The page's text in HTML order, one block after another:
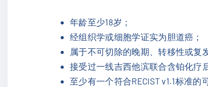
年龄至少18岁；
经组织学或细胞学证实为胆道癌；
属于不可切除的晚期、转移性或复
接受过一线吉西他滨联合含铂化疗
至少有一个符合RECIST v1.1标准的